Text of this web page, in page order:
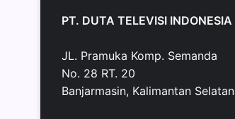
PT. DUTA TELEVISI INDONESIA
JL. Pramuka Komp. Semanda
No. 28 RT. 20
Banjarmasin, Kalimantan Selatan